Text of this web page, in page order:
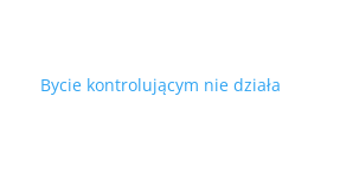
Bycie kontrolującym nie działa